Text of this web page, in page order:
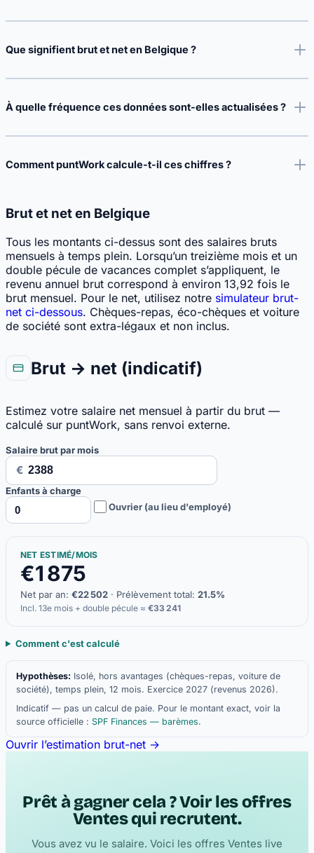
Que signifient brut et net en Belgique ?
À quelle fréquence ces données sont-elles actualisées ?
Comment puntWork calcule-t-il ces chiffres ?
Brut et net en Belgique
Tous les montants ci-dessus sont des salaires bruts
mensuels à temps plein. Lorsqu’un treizième mois et un
double pécule de vacances complet s’appliquent, le
revenu annuel brut correspond à environ 13,92 fois le
brut mensuel. Pour le net, utilisez notre simulateur brut-
net ci-dessous. Chèques-repas, éco-chèques et voiture
de société sont extra-légaux et non inclus.
Brut → net (indicatif)
Estimez votre salaire net mensuel à partir du brut —
calculé sur puntWork, sans renvoi externe.
Salaire brut par mois
€
Enfants à charge
Ouvrier (au lieu d'employé)
NET ESTIMÉ/MOIS
€1 875
Net par an: €22 502 · Prélèvement total: 21.5%
Incl. 13e mois + double pécule ≈ €33 241
Comment c'est calculé
Hypothèses: Isolé, hors avantages (chèques-repas, voiture de
société), temps plein, 12 mois. Exercice 2027 (revenus 2026).
Indicatif — pas un calcul de paie. Pour le montant exact, voir la
source officielle : SPF Finances — barèmes.
Ouvrir l’estimation brut-net →
Prêt à gagner cela ? Voir les offres
Ventes qui recrutent.
Vous avez vu le salaire. Voici les offres Ventes live